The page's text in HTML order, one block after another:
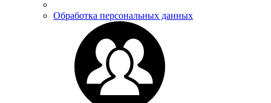
Обработка персональных данных